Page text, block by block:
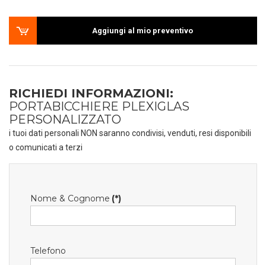
Aggiungi al mio preventivo
RICHIEDI INFORMAZIONI:
PORTABICCHIERE PLEXIGLAS
PERSONALIZZATO
i tuoi dati personali NON saranno condivisi, venduti, resi disponibili
o comunicati a terzi
Nome & Cognome (*)
Telefono